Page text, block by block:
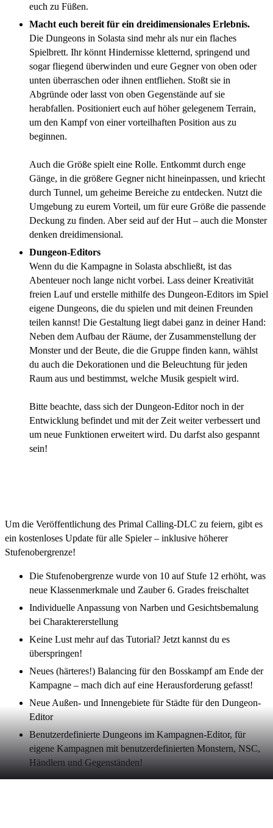
euch zu Füßen.
Macht euch bereit für ein dreidimensionales Erlebnis.
Die Dungeons in Solasta sind mehr als nur ein flaches
Spielbrett. Ihr könnt Hindernisse kletternd, springend und
sogar fliegend überwinden und eure Gegner von oben oder
unten überraschen oder ihnen entfliehen. Stoßt sie in
Abgründe oder lasst von oben Gegenstände auf sie
herabfallen. Positioniert euch auf höher gelegenem Terrain,
um den Kampf von einer vorteilhaften Position aus zu
beginnen.
Auch die Größe spielt eine Rolle. Entkommt durch enge
Gänge, in die größere Gegner nicht hineinpassen, und kriecht
durch Tunnel, um geheime Bereiche zu entdecken. Nutzt die
Umgebung zu eurem Vorteil, um für eure Größe die passende
Deckung zu finden. Aber seid auf der Hut – auch die Monster
denken dreidimensional.
Dungeon-Editors
Wenn du die Kampagne in Solasta abschließt, ist das
Abenteuer noch lange nicht vorbei. Lass deiner Kreativität
freien Lauf und erstelle mithilfe des Dungeon-Editors im Spiel
eigene Dungeons, die du spielen und mit deinen Freunden
teilen kannst! Die Gestaltung liegt dabei ganz in deiner Hand:
Neben dem Aufbau der Räume, der Zusammenstellung der
Monster und der Beute, die die Gruppe finden kann, wählst
du auch die Dekorationen und die Beleuchtung für jeden
Raum aus und bestimmst, welche Musik gespielt wird.
Bitte beachte, dass sich der Dungeon-Editor noch in der
Entwicklung befindet und mit der Zeit weiter verbessert und
um neue Funktionen erweitert wird. Du darfst also gespannt
sein!
Um die Veröffentlichung des Primal Calling-DLC zu feiern, gibt es
ein kostenloses Update für alle Spieler – inklusive höherer
Stufenobergrenze!
Die Stufenobergrenze wurde von 10 auf Stufe 12 erhöht, was
neue Klassenmerkmale und Zauber 6. Grades freischaltet
Individuelle Anpassung von Narben und Gesichtsbemalung
bei Charaktererstellung
Keine Lust mehr auf das Tutorial? Jetzt kannst du es
überspringen!
Neues (härteres!) Balancing für den Bosskampf am Ende der
Kampagne – mach dich auf eine Herausforderung gefasst!
Neue Außen- und Innengebiete für Städte für den Dungeon-
Editor
Benutzerdefinierte Dungeons im Kampagnen-Editor, für
eigene Kampagnen mit benutzerdefinierten Monstern, NSC,
Händlern und Gegenständen!